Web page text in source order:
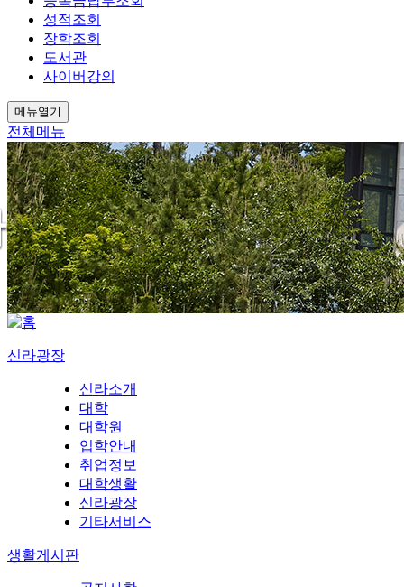
성적조회
장학조회
도서관
사이버강의
메뉴열기
전체메뉴
신라광장
신라소개
대학
대학원
입학안내
취업정보
대학생활
신라광장
기타서비스
생활게시판